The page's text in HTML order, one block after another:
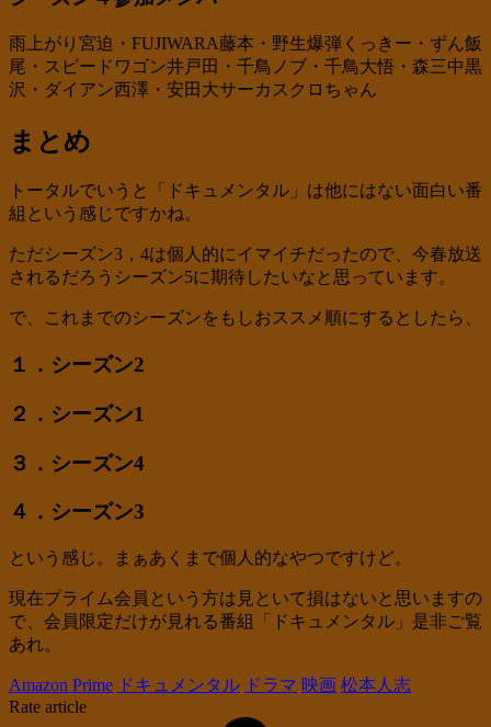
雨上がり宮迫・FUJIWARA藤本・野生爆弾くっきー・ずん飯
尾・スピードワゴン井戸田・千鳥ノブ・千鳥大悟・森三中黒
沢・ダイアン西澤・安田大サーカスクロちゃん
まとめ
トータルでいうと「ドキュメンタル」は他にはない面白い番
組という感じですかね。
ただシーズン3，4は個人的にイマイチだったので、今春放送
されるだろうシーズン5に期待したいなと思っています。
で、これまでのシーズンをもしおススメ順にするとしたら、
１．シーズン2
２．シーズン1
３．シーズン4
４．シーズン3
という感じ。まぁあくまで個人的なやつですけど。
現在プライム会員という方は見といて損はないと思いますの
で、会員限定だけが見れる番組「ドキュメンタル」是非ご覧
あれ。
Amazon Prime ドキュメンタル ドラマ 映画 松本人志
Rate article